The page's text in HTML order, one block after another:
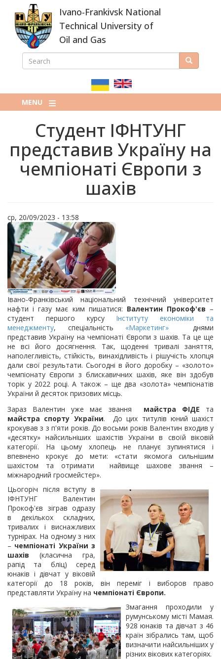
main
content
Ivano-Frankivsk National
Technical University of
Oil and Gas
ПОШУКОВА
SEARCH Search
MENU
Студент ІФНТУНГ
представив Україну на
чемпіонаті Європи з
шахів
ср, 20/09/2023 - 13:58
Івано-Франківський національний технічний університет
нафти і газу має ким пишатися: Валентин Прокоф'єв –
студент першого курсу Інституту економіки та
менеджменту, спеціальність «Маркетинг»
днями
представив Україну на чемпіонаті Європи з шахів. Та це ще
не всі його досягнення. Так, щоденні тривалі заняття,
наполегливість, стійкість, винахідливість і рішучість хлопця
дали свої результати. Сьогодні в його доробку – «золото»
чемпіонату Європи з блискавичних шахів, яке він здобув
торік у 2022 році. А також – ще два «золота» чемпіонатів
України й десяток призових місць.
Зараз Валентин уже має звання майстра ФІДЕ та
майстра спорту України. До цих титулів юний шахіст
крокував з з п'яти років. До восьми років Валентин входив у
«десятку» найсильніших шахістів України в своїй віковій
категорії. На цьому хлопець не планує зупинятися і
впевнено крокує до мети: «стати якомога сильнішим
шахістом та отримати найвище шахове звання –
міжнародний гросмейстер».
Цьогоріч після вступу в
ІФНТУНГ Валентин
Прокоф'єв зіграв одразу
в декількох складних,
тривалих і виснажливих
турнірах. На одному з них
– чемпіонаті України з
шахів (класична гра,
рапід та бліц) серед
юнаків і дівчат у віковій
категорії до 18 років, він переміг і виборов право
представляти Україну на чемпіонаті Європи.
Змагання проходили у
румунському місті Мамая.
928 юнаків та дівчат з 46
країн зібрались там, щоб
визначити найсильніших у
різних вікових категоріях.